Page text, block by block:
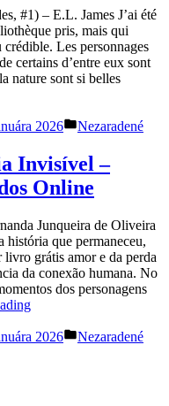
#1) – E.L. James J’ai été
pris, mais qui
Les personnages
certains d’entre eux sont
nature sont si belles
2026
Posted
Nezaradené
Invisível –
Online
Junqueira de Oliveira
que permaneceu,
livro grátis amor e da perda
da conexão humana. No
dos personagens
„Coração
Terra:
2026
Posted
Nezaradené